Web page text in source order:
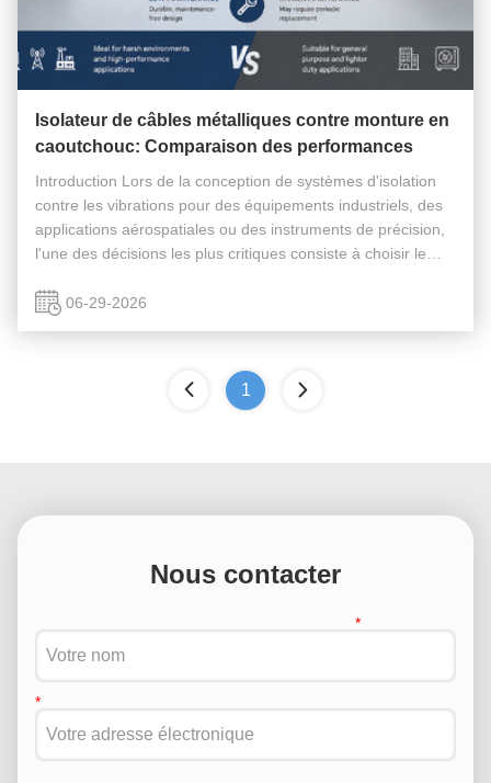
Isolateur de câbles métalliques contre monture en
caoutchouc: Comparaison des performances
Introduction Lors de la conception de systèmes d'isolation
contre les vibrations pour des équipements industriels, des
applications aérospatiales ou des instruments de précision,
l'une des décisions les plus critiques consiste à choisir le
06-29-2026
1
Nous contacter